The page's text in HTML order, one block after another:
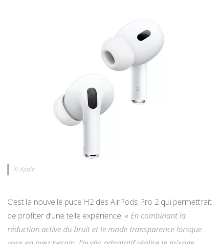
© Apple
C’est la nouvelle puce H2 des AirPods Pro 2 qui permettrait
de profiter d’une telle expérience. « En combinant la
réduction active du bruit et le mode transparence lorsque